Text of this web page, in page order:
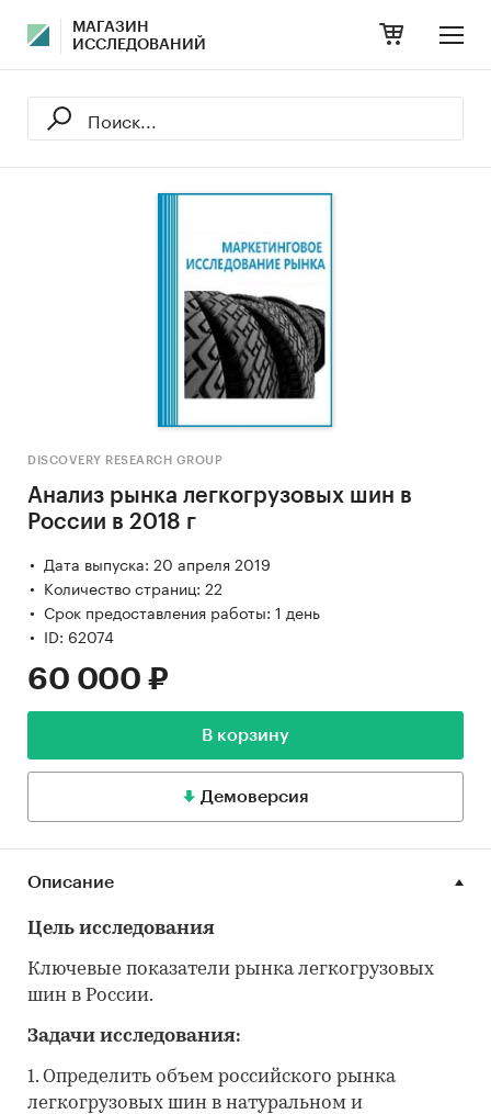
МАГАЗИН
ИССЛЕДОВАНИЙ
DISCOVERY RESEARCH GROUP
Анализ рынка легкогрузовых шин в
России в 2018 г
Дата выпуска: 20 апреля 2019
Количество страниц: 22
Срок предоставления работы: 1 день
ID: 62074
60 000 ₽
В корзину
Демоверсия
Описание
Цель исследования
Ключевые показатели рынка легкогрузовых
шин в России.
Задачи исследования:
1. Определить объем российского рынка
легкогрузовых шин в натуральном и